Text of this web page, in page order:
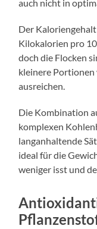
auch nicht in
Der
Kilokalorien pro
doch die Flocken
kleinere
ausreichen.
Die Kombination
komplexen
langanhaltende
ideal für die
weniger isst und